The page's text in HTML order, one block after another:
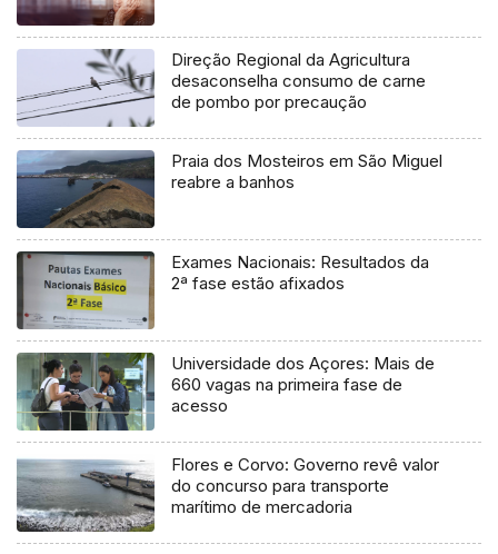
Direção Regional da Agricultura
desaconselha consumo de carne
de pombo por precaução
Praia dos Mosteiros em São Miguel
reabre a banhos
Exames Nacionais: Resultados da
2ª fase estão afixados
Universidade dos Açores: Mais de
660 vagas na primeira fase de
acesso
Flores e Corvo: Governo revê valor
do concurso para transporte
marítimo de mercadoria